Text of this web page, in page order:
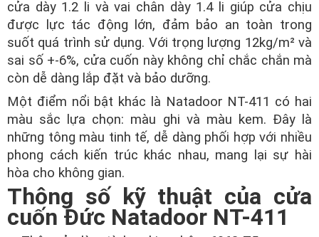
cửa dày 1.2 li và vai chân dày 1.4 li giúp cửa chịu
được lực tác động lớn, đảm bảo an toàn trong
suốt quá trình sử dụng. Với trọng lượng 12kg/m² và
sai số +-6%, cửa cuốn này không chỉ chắc chắn mà
còn dễ dàng lắp đặt và bảo dưỡng.
Một điểm nổi bật khác là Natadoor NT-411 có hai
màu sắc lựa chọn: màu ghi và màu kem. Đây là
những tông màu tinh tế, dễ dàng phối hợp với nhiều
phong cách kiến trúc khác nhau, mang lại sự hài
hòa cho không gian.
Thông số kỹ thuật của cửa
cuốn Đức Natadoor NT-411